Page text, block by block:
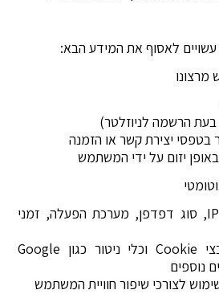
לאסוף את המידע הבא:
הרשמה לניוזלטר)
יצירת קשר או הזמנה
יזום על ידי המשתמש
* נתוני גלישה, כתובת IP, סוג דפדפן, מערכת הפעלה, זמני
* איסוף באמצעות קובצי Cookie וכלי ניטור כגון Google
לצורכי שיפור חוויית המשתמש